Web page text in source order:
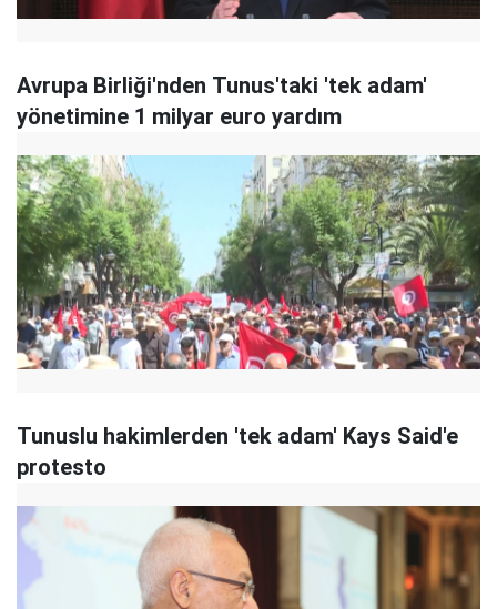
Avrupa Birliği'nden Tunus'taki 'tek adam'
yönetimine 1 milyar euro yardım
Tunuslu hakimlerden 'tek adam' Kays Said'e
protesto